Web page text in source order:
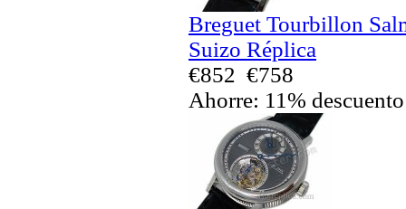
Breguet Tourbillon
Suizo Réplica
€852 €758
Ahorre: 11% descuento